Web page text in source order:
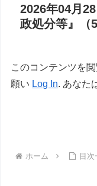
2026年04月
政処分等』（5
このコンテンツを
願い Log In. あなた
ホーム 目次